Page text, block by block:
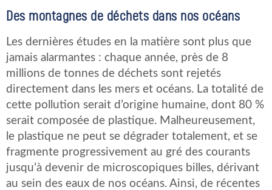
Des montagnes de déchets dans nos océans
Les dernières études en la matière sont plus que
jamais alarmantes : chaque année, près de 8
millions de tonnes de déchets sont rejetés
directement dans les mers et océans. La totalité de
cette pollution serait d’origine humaine, dont 80 %
serait composée de plastique. Malheureusement,
le plastique ne peut se dégrader totalement, et se
fragmente progressivement au gré des courants
jusqu’à devenir de microscopiques billes, dérivant
au sein des eaux de nos océans. Ainsi, de récentes